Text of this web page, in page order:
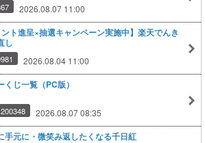
2026.08.07 11:00
ント進呈×抽選キャンペーン実施中】楽天でんき
し
2026.08.04 11:00
くじ一覧（PC版）
2026.08.07 08:35
手元に・微笑み返したくなる千日紅